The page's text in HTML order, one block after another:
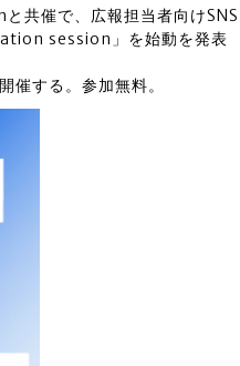
共催で、広報担当者向けSNS
session」を始動を発表
催する。参加無料。